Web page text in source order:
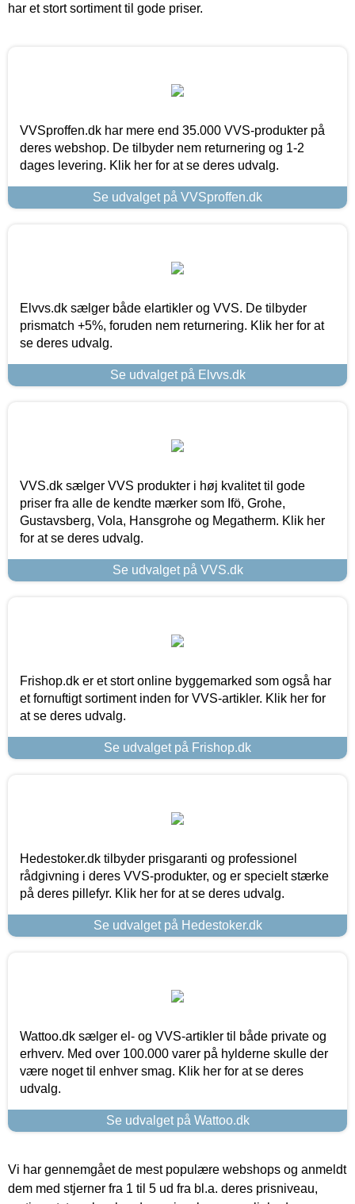
har et stort sortiment til gode priser.
VVSproffen.dk har mere end 35.000 VVS-produkter på
deres webshop. De tilbyder nem returnering og 1-2
dages levering. Klik her for at se deres udvalg.
Se udvalget på VVSproffen.dk
Elvvs.dk sælger både elartikler og VVS. De tilbyder
prismatch +5%, foruden nem returnering. Klik her for at
se deres udvalg.
Se udvalget på Elvvs.dk
VVS.dk sælger VVS produkter i høj kvalitet til gode
priser fra alle de kendte mærker som Ifö, Grohe,
Gustavsberg, Vola, Hansgrohe og Megatherm. Klik her
for at se deres udvalg.
Se udvalget på VVS.dk
Frishop.dk er et stort online byggemarked som også har
et fornuftigt sortiment inden for VVS-artikler. Klik her for
at se deres udvalg.
Se udvalget på Frishop.dk
Hedestoker.dk tilbyder prisgaranti og professionel
rådgivning i deres VVS-produkter, og er specielt stærke
på deres pillefyr. Klik her for at se deres udvalg.
Se udvalget på Hedestoker.dk
Wattoo.dk sælger el- og VVS-artikler til både private og
erhverv. Med over 100.000 varer på hylderne skulle der
være noget til enhver smag. Klik her for at se deres
udvalg.
Se udvalget på Wattoo.dk
Vi har gennemgået de mest populære webshops og anmeldt
dem med stjerner fra 1 til 5 ud fra bl.a. deres prisniveau,